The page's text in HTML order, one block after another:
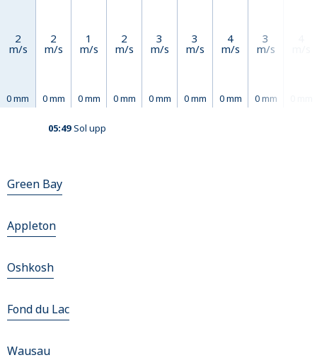
2
m/s
0 mm
2
m/s
0 mm
1
m/s
0 mm
2
m/s
0 mm
3
m/s
0 mm
3
m/s
0 mm
4
m/s
0 mm
3
m/s
0 mm
05:49 Sol upp
Green Bay
Appleton
Oshkosh
Fond du Lac
Wausau